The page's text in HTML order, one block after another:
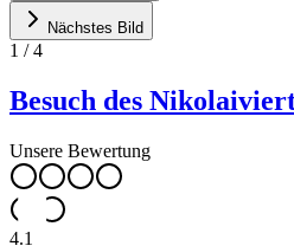
Nächstes Bild
1 /4
Besuch des
Unsere Bewertung
4.1